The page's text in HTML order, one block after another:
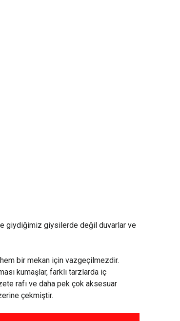
giydiğimiz giysilerde değil duvarlar ve
bir mekan için vazgeçilmezdir.
kumaşlar, farklı tarzlarda iç
rafı ve daha pek çok aksesuar
çekmiştir.